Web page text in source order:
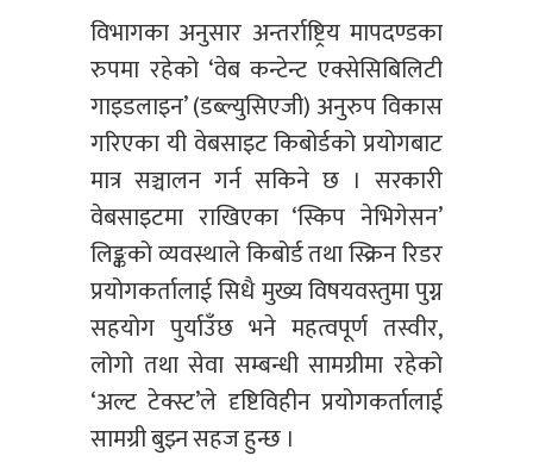
विभागका अनुसार अन्तर्राष्ट्रिय मापदण्डका
रुपमा रहेको ‘वेब कन्टेन्ट एक्सेसिबिलिटी
गाइडलाइन’ (डब्ल्युसिएजी) अनुरुप विकास
गरिएका यी वेबसाइट किबोर्डको प्रयोगबाट
मात्र सञ्चालन गर्न सकिने छ । सरकारी
वेबसाइटमा राखिएका ‘स्किप नेभिगेसन’
लिङ्कको व्यवस्थाले किबोर्ड तथा स्क्रिन रिडर
प्रयोगकर्तालाई सिधै मुख्य विषयवस्तुमा पुग्न
सहयोग पुर्याउँछ भने महत्वपूर्ण तस्वीर,
लोगो तथा सेवा सम्बन्धी सामग्रीमा रहेको
‘अल्ट टेक्स्ट’ले दृष्टिविहीन प्रयोगकर्तालाई
सामग्री बुझ्न सहज हुन्छ ।